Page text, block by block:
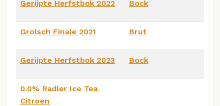
Gerijpte Herfstbok 2022 Bock
Grolsch Finale 2021 Brut
Gerijpte Herfstbok 2023 Bock
0.0% Radler Ice Tea
Citroen